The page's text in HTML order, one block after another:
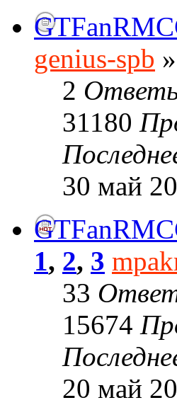
genius-spb
2
31180
30 май
1, 2, 3
33
15674
20 май